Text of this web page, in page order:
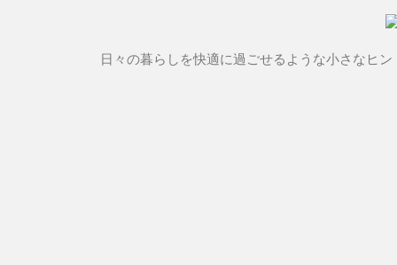
日々の暮らしを快適に過ごせるような小さなヒ